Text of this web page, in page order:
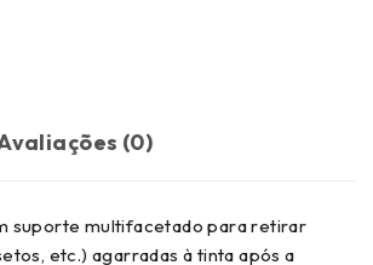
(0)
suporte multifacetado para retirar
etc.) agarradas à tinta após a